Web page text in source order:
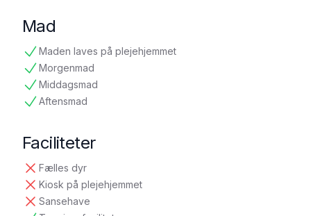
Mad
Maden laves på plejehjemmet
tilgængelig
Morgenmad
tilgængelig
Middagsmad
tilgængelig
Aftensmad
tilgængelig
Faciliteter
Fælles dyr
ikke tilgængelig
Kiosk på plejehjemmet
ikke tilgængelig
Sansehave
ikke tilgængelig